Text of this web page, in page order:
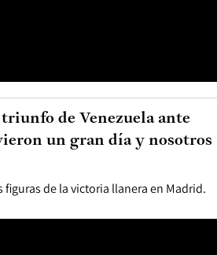
figuras de la victoria llanera en Madrid.
de Venezuela ante
un gran día y nosotros